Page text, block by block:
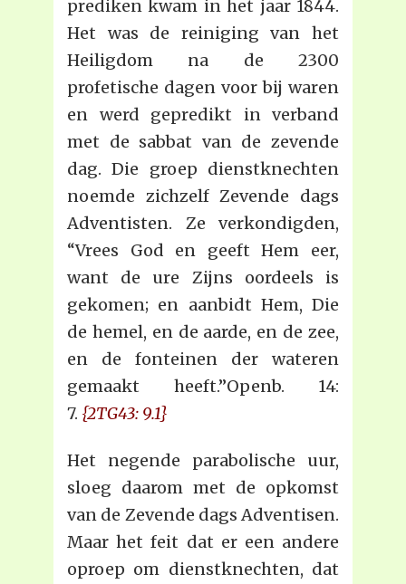
prediken kwam in het jaar 1844.
Het was de reiniging van het
Heiligdom na de 2300
profetische dagen voor bij waren
en werd gepredikt in verband
met de sabbat van de zevende
dag. Die groep dienstknechten
noemde zichzelf Zevende dags
Adventisten. Ze verkondigden,
“Vrees God en geeft Hem eer,
want de ure Zijns oordeels is
gekomen; en aanbidt Hem, Die
de hemel, en de aarde, en de zee,
en de fonteinen der wateren
gemaakt heeft.”Openb. 14:
7. {2TG43: 9.1}
Het negende parabolische uur,
sloeg daarom met de opkomst
van de Zevende dags Adventisen.
Maar het feit dat er een andere
oproep om dienstknechten, dat